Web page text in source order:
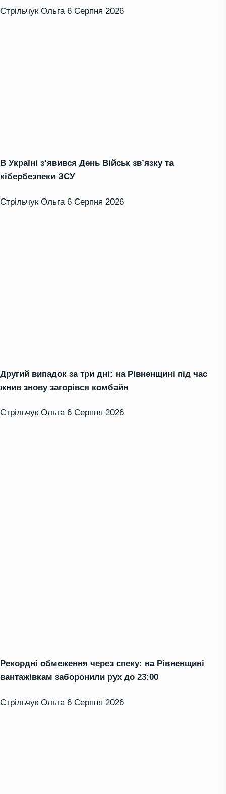
Стрільчук Ольга 6 Серпня 2026
В Україні з’явився День Військ зв’язку та
кібербезпеки ЗСУ
Стрільчук Ольга 6 Серпня 2026
Другий випадок за три дні: на Рівненщині під час
жнив знову загорівся комбайн
Стрільчук Ольга 6 Серпня 2026
Рекордні обмеження через спеку: на Рівненщині
вантажівкам заборонили рух до 23:00
Стрільчук Ольга 6 Серпня 2026